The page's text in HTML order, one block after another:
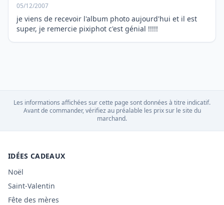
05/12/2007
je viens de recevoir l'album photo aujourd'hui et il est
super, je remercie pixiphot c'est génial !!!!!
Les informations affichées sur cette page sont données à titre indicatif.
Avant de commander, vérifiez au préalable les prix sur le site du
marchand.
IDÉES CADEAUX
Noël
Saint-Valentin
Fête des mères